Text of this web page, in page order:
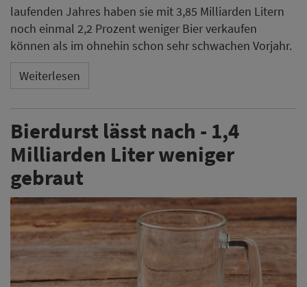
laufenden Jahres haben sie mit 3,85 Milliarden Litern
noch einmal 2,2 Prozent weniger Bier verkaufen
können als im ohnehin schon sehr schwachen Vorjahr.
Weiterlesen
Bierdurst lässt nach - 1,4
Milliarden Liter weniger
gebraut